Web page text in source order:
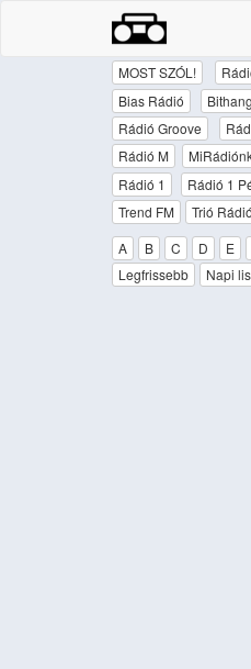
MOST SZÓL!
Bias Rádió
Rádió Groove
Rádió M
Rádió 1
Rádió 1
Trend FM
Trió Rádió
A
B C D E
Legfrissebb
Napi